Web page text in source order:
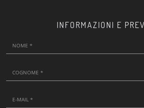
INFORMAZIONI E